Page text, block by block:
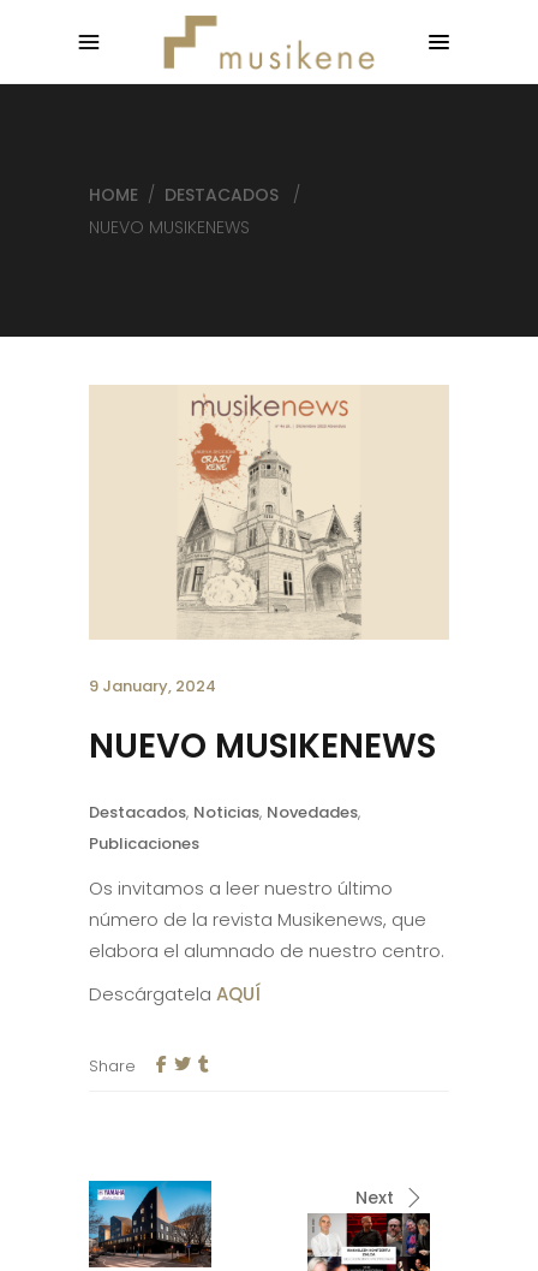
HOME / DESTACADOS
/
NUEVO MUSIKENEWS
9 January, 2024
NUEVO MUSIKENEWS
Destacados, Noticias, Novedades,
Publicaciones
Os invitamos a leer nuestro último
número de la revista Musikenews, que
elabora el alumnado de nuestro centro.
Descárgatela AQUÍ
Share
Next